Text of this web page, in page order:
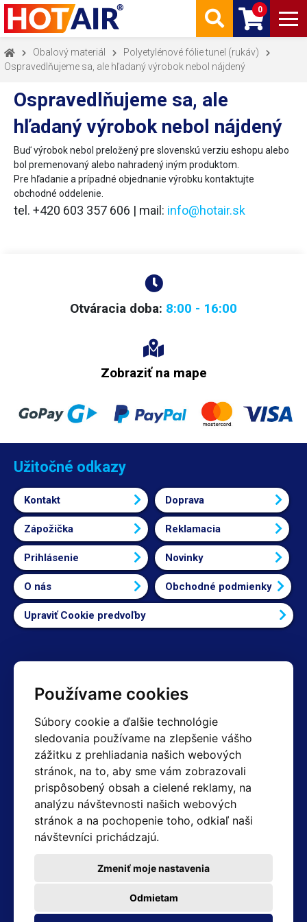
Používame cookies
Súbory cookie a ďalšie technológie
sledovania používame na zlepšenie vášho
zážitku z prehliadania našich webových
stránok, na to, aby sme vám zobrazovali
prispôsobený obsah a cielené reklamy, na
analýzu návštevnosti našich webových
stránok a na pochopenie toho, odkiaľ naši
návštevníci prichádzajú.
Odmietam
Zmeniť moje nastavenia
0
Obalový materiál
Polyetylénové fólie tunel (rukáv)
Ospravedlňujeme sa, ale hľadaný výrobok nebol nájdený
Ospravedlňujeme sa, ale
hľadaný výrobok nebol nájdený
Buď výrobok nebol preložený pre slovenskú verziu eshopu alebo
bol premenovaný alebo nahradený iným produktom.
Pre hľadanie a prípadné objednanie výrobku kontaktujte
obchodné oddelenie.
tel. +420 603 357 606 | mail: info@hotair.sk
Otváracia doba: 8:00 - 16:00
Zobraziť na mape
Užitočné odkazy
Kontakt Doprava
Zápožička Reklamacia
Prihlásenie Novinky
O nás Obchodné podmienky
Upraviť Cookie predvoľby
Kontakty
+420 603 357 606 +420 605 234 204
info@hotair.cz
Fakturačné a expedičné oddelenie
+420 605 259 759 (Po–Pia: 7:30 – 15:00)
Technické oddelenie
+420 603 355 085 (Po–Pia: 8:00 – 16:00)
servis@hotair.cz
Výdaj tovaru (Ostrava): Po-Pia: 8:00 - 16:00
Platba len v hotovosti